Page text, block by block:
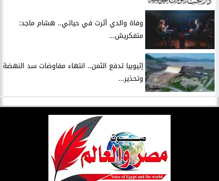
وفاة والدي أثرت في حياتي.. هشام ماجد:
متفكريش...
إثيوبيا تدفع الثمن.. انتهاء مفاوضات سد النهضة
وتحذير...